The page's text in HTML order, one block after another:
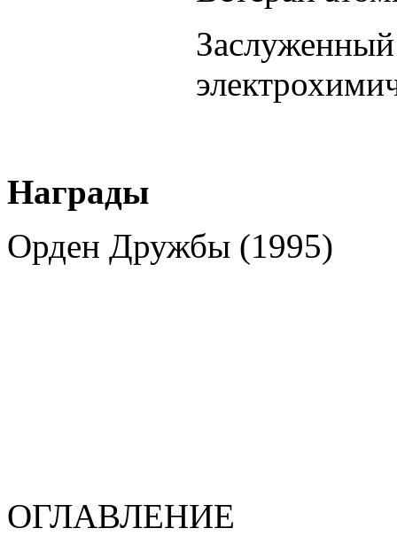
Заслуженный
Награды
Орден Дружбы (1995)
ОГЛАВЛЕНИЕ